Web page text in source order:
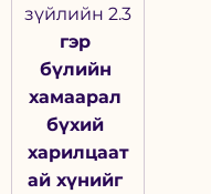
зүйлийн 2.3
гэр
бүлийн
хамаарал
бүхий
харилцаат
ай хүнийг